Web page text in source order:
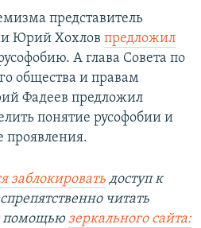
представитель
Юрий Хохлов предложил
А глава Совета по
общества и правам
Фадеев предложил
понятие русофобии и
проявления.
заблокировать доступ к
читать
помощью зеркального сайта: